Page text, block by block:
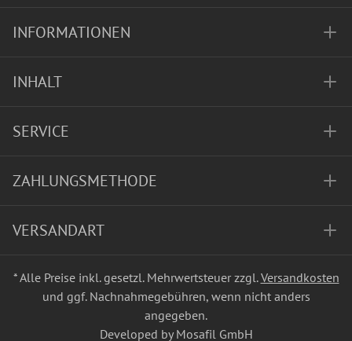
INFORMATIONEN
INHALT
SERVICE
ZAHLUNGSMETHODE
VERSANDART
* Alle Preise inkl. gesetzl. Mehrwertsteuer zzgl.Versandkosten
und ggf. Nachnahmegebühren, wenn nicht anders
angegeben.
Developed by Mosafil GmbH